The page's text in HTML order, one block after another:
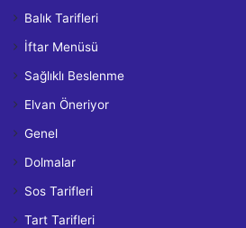
Balık Tarifleri
İftar Menüsü
Sağlıklı Beslenme
Elvan Öneriyor
Genel
Dolmalar
Sos Tarifleri
Tart Tarifleri